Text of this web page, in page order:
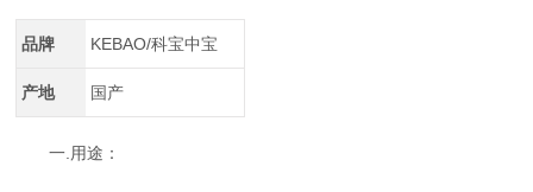
品牌 KEBAO/科宝中宝
产地 国产
一.用途：